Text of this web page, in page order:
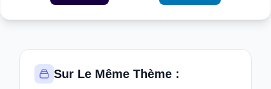
Sur Le Même Thème :